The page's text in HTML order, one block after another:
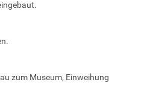
zum Museum, Einweihung